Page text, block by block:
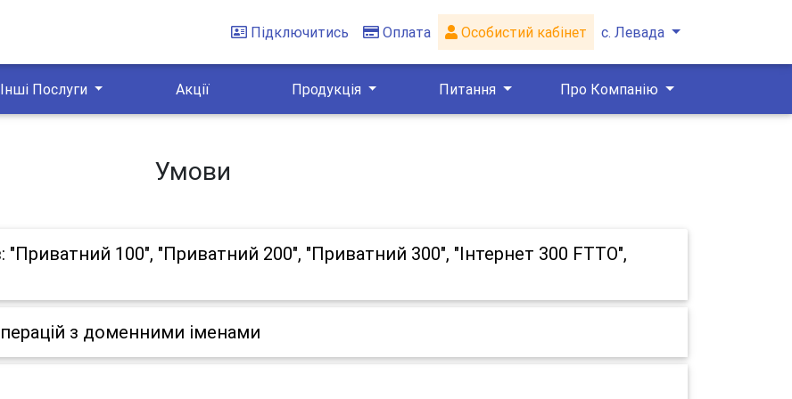
Підключитись Оплата Особистий кабінет с. Левада
Інші Послуги Акції Продукція Питання Про Компанію
Умови
100", "Приватний 200", "Приватний 300", "Інтернет 300 FTTO",
з доменними іменами